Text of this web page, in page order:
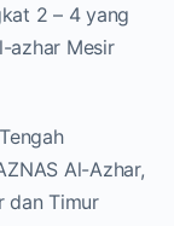
2 – 4 yang
azhar Mesir
Al-Azhar,
dan Timur